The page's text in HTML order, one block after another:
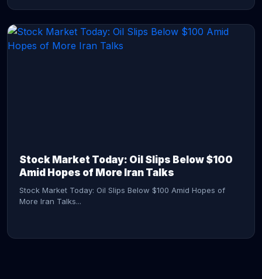
Stock Market Today: Oil Slips Below $100
Amid Hopes of More Iran Talks
Stock Market Today: Oil Slips Below $100 Amid Hopes of
More Iran Talks...